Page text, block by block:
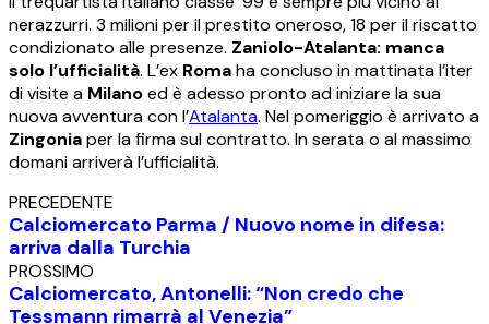
nerazzurri. 3 milioni per il prestito oneroso, 18 per il riscatto
condizionato alle presenze. Zaniolo-Atalanta: manca
solo l’ufficialità. L’ex Romaha concluso in mattinata l’iter
di visite a Milanoed è adesso pronto ad iniziare la sua
nuova avventura con l’Atalanta. Nel pomeriggio è arrivato a
Zingoniaper la firma sul contratto. In serata o al massimo
domani arriverà l’ufficialità.
PRECEDENTE
Calciomercato Parma / Nuovo nome in difesa:
arriva dalla Turchia
PROSSIMO
Calciomercato, Antonelli: “Non credo che
Tessmann rimarrà al Venezia”